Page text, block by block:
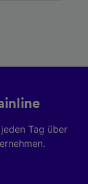
Tag über